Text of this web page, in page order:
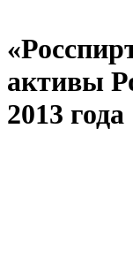
активы
2013 года